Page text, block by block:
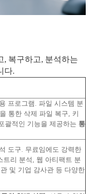
, 복구하고, 분석하는
다.
프로그램. 파일 시스템 분
통한 삭제 파일 복구, 키
괄적인 기능을 제공하는 통
도구. 무료임에도 강력한
트리 분석, 웹 아티팩트 분
및 기업 감사관 등 다양한